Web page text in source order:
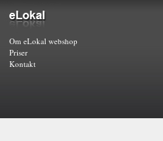
Om eLokal webshop
Priser
Kontakt